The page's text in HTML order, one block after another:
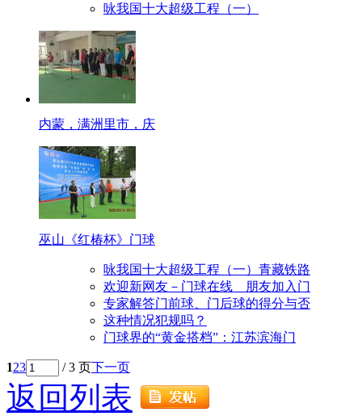
咏我国十大超级工程（一）
内蒙，满洲里市，庆
巫山《红椿杯》门球
咏我国十大超级工程（一）青藏铁路
欢迎新网友－门球在线 朋友加入门
专家解答门前球、门后球的得分与否
这种情况犯规吗？
门球界的“黄金搭档”：江苏滨海门
123 / 3 页下一页
返回列表